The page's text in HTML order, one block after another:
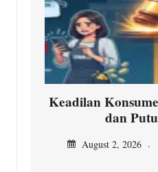
Keadilan
dan
August 2, 2026